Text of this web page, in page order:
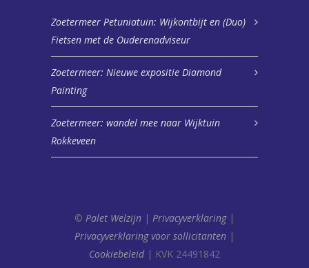
Zoetermeer Petuniatuin: Wijkontbijt en (Duo)
Fietsen met de Ouderenadviseur
Zoetermeer: Nieuwe expositie Diamond
Painting
Zoetermeer: wandel mee naar Wijktuin
Rokkeveen
© Palet Welzijn | Privacyverklaring|
Privacyverklaring voor sollicitanten |
Cookiebeleid| KVK 24491842